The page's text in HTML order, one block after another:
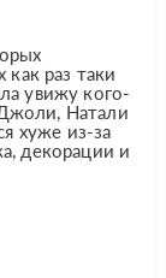
как раз таки
увижу кого-
Натали
хуже из-за
декорации и